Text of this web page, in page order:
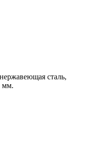
сталь,
мм.